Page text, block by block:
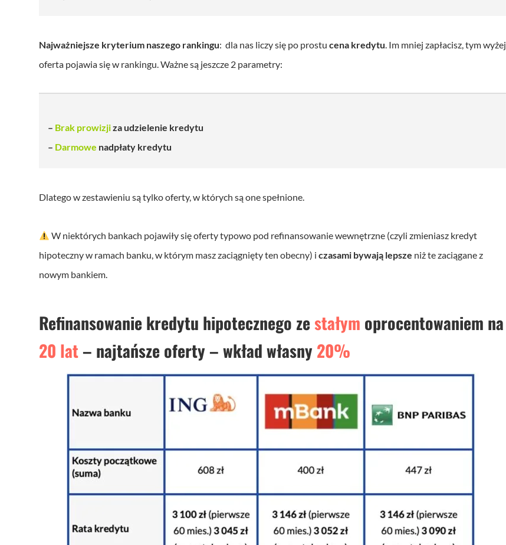
Najważniejsze kryterium naszego rankingu: dla nas liczy się po prostu cena kredytu. Im mniej zapłacisz, tym wyżej
oferta pojawia się w rankingu. Ważne są jeszcze 2 parametry:
– Brak prowizjiza udzielenie kredytu
– Darmowe nadpłaty kredytu
Dlatego w zestawieniu są tylko oferty, w których są one spełnione.
W niektórych bankach pojawiły się oferty typowo pod refinansowanie wewnętrzne (czyli zmieniasz kredyt
hipoteczny w ramach banku, w którym masz zaciągnięty ten obecny) i czasami bywają lepsze niż te zaciągane z
nowym bankiem.
Refinansowanie kredytu hipotecznego zestałym oprocentowaniem na
20 lat– najtańsze oferty – wkład własny 20%